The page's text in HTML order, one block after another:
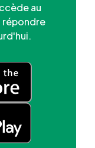
au
répondre